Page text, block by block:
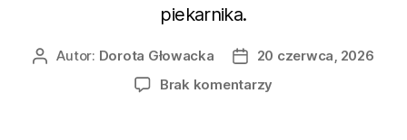
piekarnika.
Autor: Dorota Głowacka
20 czerwca, 2026
Brak komentarzy